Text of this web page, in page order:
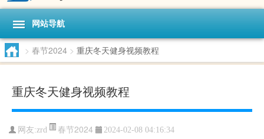
网站导航
> 春节2024 > 重庆冬天健身视频教程
重庆冬天健身视频教程
网友:zrd 春节2024 2024-02-08 04:16:34